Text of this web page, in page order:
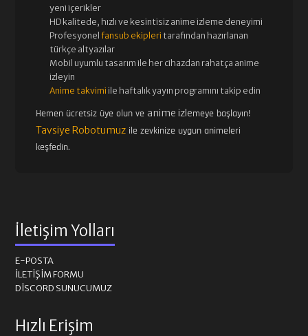
yeni içerikler
HD kalitede, hızlı ve kesintisiz anime izleme deneyimi
Profesyonelfansub ekipleri tarafından hazırlanan
türkçe altyazılar
Mobil uyumlu tasarım ile her cihazdan rahatça anime
izleyin
Anime takvimi ile haftalık yayın programını takip edin
Hemen ücretsiz üye olun ve anime izlemeye başlayın!
Tavsiye Robotumuz ile zevkinize uygun animeleri
keşfedin.
İletişim Yolları
E-POSTA
İLETIŞIM FORMU
DISCORD SUNUCUMUZ
Hızlı Erişim